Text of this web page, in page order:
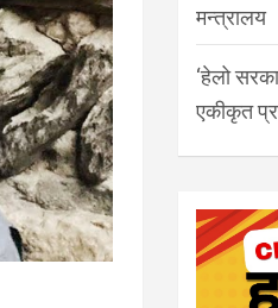
मन्त्रालय
‘हेलो
एकीकृत